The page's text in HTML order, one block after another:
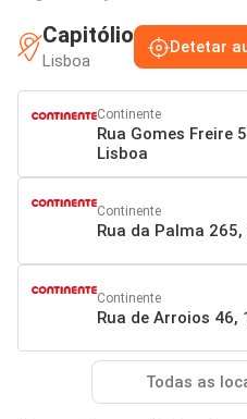
Capitólio
Lisboa
Detetar
Continente
Rua Gomes Freire
Lisboa
Continente
Rua da Palma
Continente
Rua de Arroios 46,
Todas as